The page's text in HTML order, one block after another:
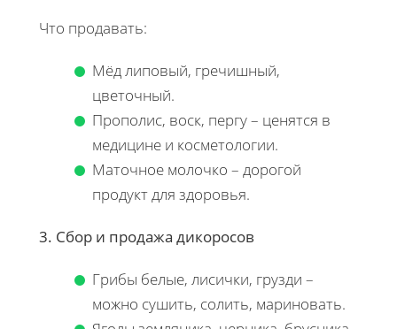
Что продавать:
Мёд липовый, гречишный,
цветочный.
Прополис, воск, пергу – ценятся в
медицине и косметологии.
Маточное молочко – дорогой
продукт для здоровья.
3. Сбор и продажа дикоросов
Грибы белые, лисички, грузди –
можно сушить, солить, мариновать.